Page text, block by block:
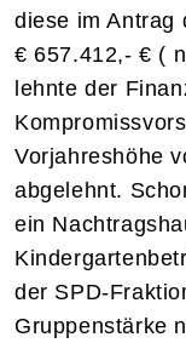
diese im Antrag
€ 657.412,- € (
lehnte der
Vorjahreshöhe
abgelehnt.
ein
der SPD-
Gruppenstärke